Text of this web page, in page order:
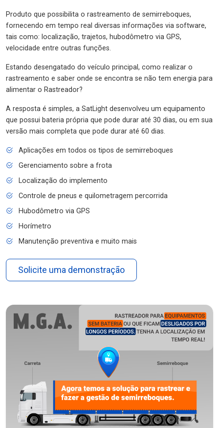
Produto que possibilita o rastreamento de semirreboques,
fornecendo em tempo real diversas informações via software,
tais como: localização, trajetos, hubodômetro via GPS,
velocidade entre outras funções.
Estando desengatado do veículo principal, como realizar o
rastreamento e saber onde se encontra se não tem energia para
alimentar o Rastreador?
A resposta é simples, a SatLight desenvolveu um equipamento
que possui bateria própria que pode durar até 30 dias, ou em sua
versão mais completa que pode durar até 60 dias.
Aplicações em todos os tipos de semirreboques
Gerenciamento sobre a frota
Localização do implemento
Controle de pneus e quilometragem percorrida
Hubodômetro via GPS
Horímetro
Manutenção preventiva e muito mais
Solicite uma demonstração